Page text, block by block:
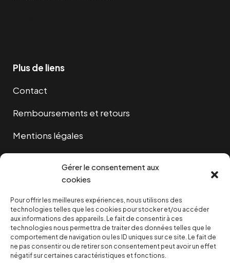
Gérer le consentement aux
cookies
Pour offrir les meilleures expériences, nous utilisons des
technologies telles que les cookies pour stocker et/ou accéder
aux informations des appareils. Le fait de consentir à ces
technologies nous permettra de traiter des données telles que le
comportement de navigation ou les ID uniques sur ce site. Le fait de
ne pas consentir ou de retirer son consentement peut avoir un effet
négatif sur certaines caractéristiques et fonctions.
Plus de liens
Contact
Remboursements et retours
Mentions légales
NOUS SOUTENIR
NOTRE NEWSLETTER